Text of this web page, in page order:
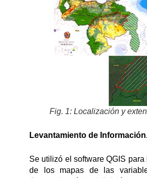
Fig. 1: Localización y
Levantamiento de
Se utilizó el software QGIS
de los mapas de las